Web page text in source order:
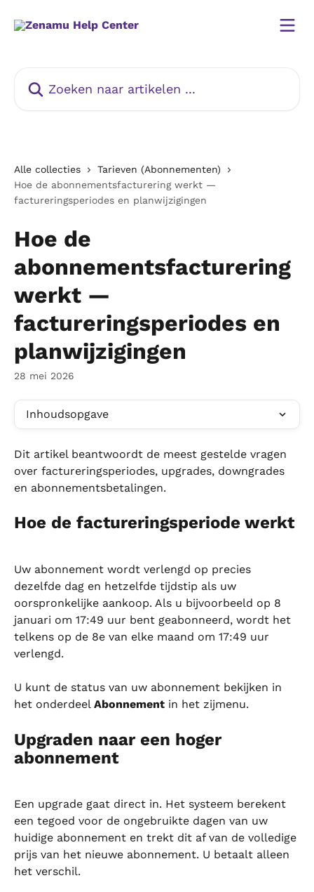
Alle collecties
Tarieven (Abonnementen)
Hoe de abonnementsfacturering werkt —
factureringsperiodes en planwijzigingen
Hoe de
abonnementsfacturering
werkt —
factureringsperiodes en
planwijzigingen
28 mei 2026
Inhoudsopgave
Dit artikel beantwoordt de meest gestelde vragen
over factureringsperiodes, upgrades, downgrades
en abonnementsbetalingen.
Hoe de factureringsperiode werkt
Uw abonnement wordt verlengd op precies
dezelfde dag en hetzelfde tijdstip als uw
oorspronkelijke aankoop. Als u bijvoorbeeld op 8
januari om 17:49 uur bent geabonneerd, wordt het
telkens op de 8e van elke maand om 17:49 uur
verlengd.
U kunt de status van uw abonnement bekijken in
het onderdeel Abonnement in het zijmenu.
Upgraden naar een hoger
abonnement
Een upgrade gaat direct in. Het systeem berekent
een tegoed voor de ongebruikte dagen van uw
huidige abonnement en trekt dit af van de volledige
prijs van het nieuwe abonnement. U betaalt alleen
het verschil.